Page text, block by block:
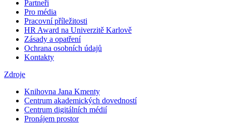
Partneři
Pro média
Pracovní příležitosti
HR Award na Univerzitě Karlově
Zásady a opatření
Ochrana osobních údajů
Kontakty
Zdroje
Knihovna Jana Kmenty
Centrum akademických dovedností
Centrum digitálních médií
Pronájem prostor